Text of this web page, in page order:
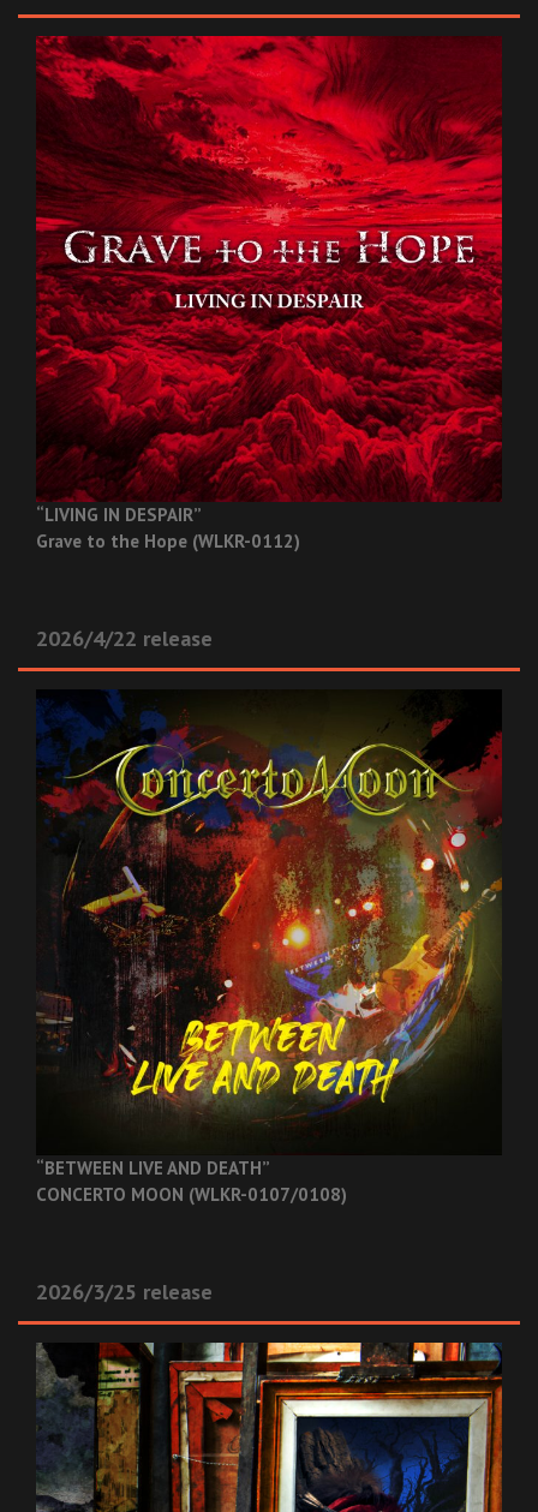
“LIVING IN DESPAIR”
Grave to the Hope (WLKR-0112)
2026/4/22 release
“BETWEEN LIVE AND DEATH”
CONCERTO MOON (WLKR-0107/0108)
2026/3/25 release